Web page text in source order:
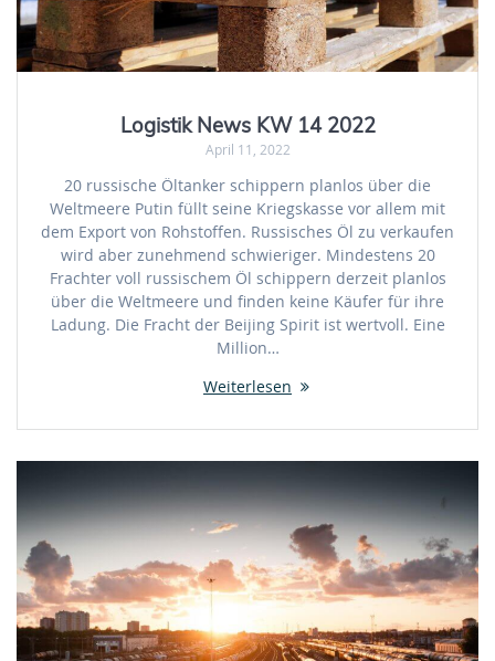
Logistik News KW 14 2022
April 11, 2022
20 russische Öltanker schippern planlos über die
Weltmeere Putin füllt seine Kriegskasse vor allem mit
dem Export von Rohstoffen. Russisches Öl zu verkaufen
wird aber zunehmend schwieriger. Mindestens 20
Frachter voll russischem Öl schippern derzeit planlos
über die Weltmeere und finden keine Käufer für ihre
Ladung. Die Fracht der Beijing Spirit ist wertvoll. Eine
Million…
Weiterlesen